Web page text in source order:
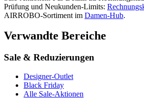
Prüfung und Neukunden-Limits:
AIRROBO-Sortiment im Damen-Hub.
Verwandte Bereiche
Sale & Reduzierungen
Designer-Outlet
Black Friday
Alle Sale-Aktionen